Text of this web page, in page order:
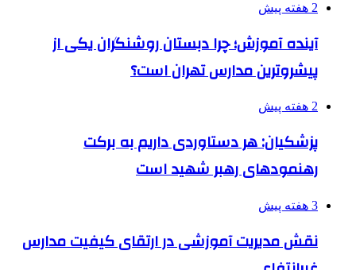
2 هفته پیش
آینده آموزش؛ چرا دبستان روشنگران یکی از
پیشروترین مدارس تهران است؟
2 هفته پیش
پزشکیان: هر دستاوردی داریم به برکت
رهنمودهای رهبر شهید است
3 هفته پیش
نقش مدیریت آموزشی در ارتقای کیفیت مدارس